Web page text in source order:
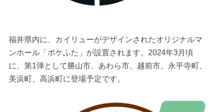
福井県内に、カイリューがデザインされたオリジナルマ
ンホール「ポケふた」が設置されます。2024年3月頃
に、第1弾として勝山市、あわら市、越前市、永平寺町、
美浜町、高浜町に登場予定です。